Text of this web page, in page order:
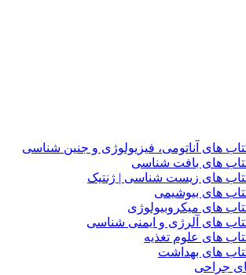
های آناتومی، فیزیولوژی و جنین شناسی
های بافت شناسی
های زیست شناسی | ژنتیک
های بیوشیمی
های میکروبیولوژی
های آلرژی و ایمنی شناسی
های علوم تغذیه
های بهداشت
جراحی